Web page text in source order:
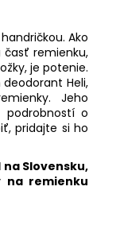
Ako
remienku,
je potenie.
Heli,
Jeho
o
pridajte si ho
Slovensku,
na remienku